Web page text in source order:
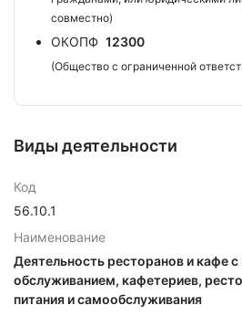
совместно)
ОКОПФ 12300
(Общество с ограниченной
Виды деятельности
Код
56.10.1
Наименование
Деятельность ресторанов и кафе
обслуживанием, кафетериев,
питания и самообслуживания